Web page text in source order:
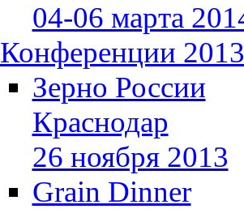
04-06 марта
Конференции 2013
Зерно России
Краснодар
26 ноября 2013
Grain Dinner